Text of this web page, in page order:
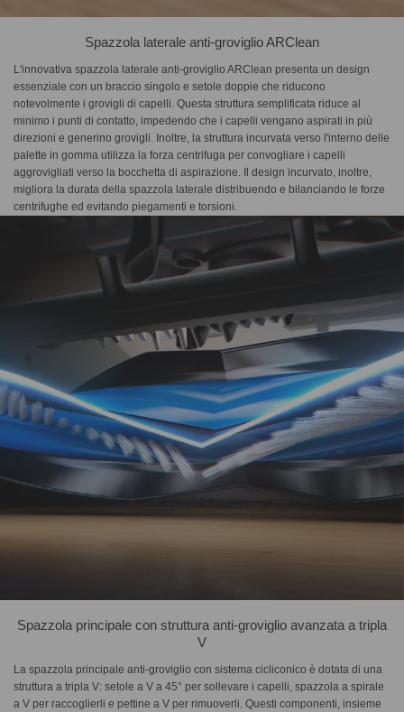
Spazzola laterale anti-groviglio ARClean
L'innovativa spazzola laterale anti-groviglio ARClean presenta un design
essenziale con un braccio singolo e setole doppie che riducono
notevolmente i grovigli di capelli. Questa struttura semplificata riduce al
minimo i punti di contatto, impedendo che i capelli vengano aspirati in più
direzioni e generino grovigli. Inoltre, la struttura incurvata verso l'interno delle
palette in gomma utilizza la forza centrifuga per convogliare i capelli
aggrovigliati verso la bocchetta di aspirazione. Il design incurvato, inoltre,
migliora la durata della spazzola laterale distribuendo e bilanciando le forze
centrifughe ed evitando piegamenti e torsioni.
Spazzola principale con struttura anti-groviglio avanzata a tripla
V
La spazzola principale anti-groviglio con sistema cicliconico è dotata di una
struttura a tripla V: setole a V a 45° per sollevare i capelli, spazzola a spirale
a V per raccoglierli e pettine a V per rimuoverli. Questi componenti, insieme